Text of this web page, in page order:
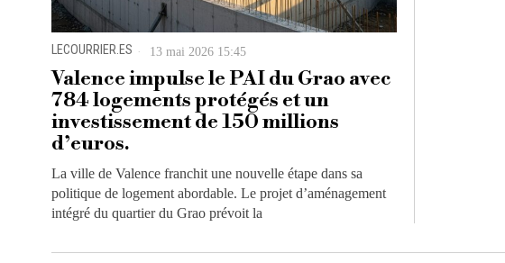
LECOURRIER.ES 13 mai 2026 15:45
Valence impulse le PAI du Grao avec
784 logements protégés et un
investissement de 150 millions
d’euros.
La ville de Valence franchit une nouvelle étape dans sa
politique de logement abordable. Le projet d’aménagement
intégré du quartier du Grao prévoit la